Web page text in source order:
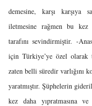
demesine, karşı karşıya
iletmesine rağmen bu
tarafını sevindirmiştir. -
için Türkiye’ye özel olarak
zaten belli süredir varlığını
yaratmıştır. Şüphelerin
kez daha yıpratmasına